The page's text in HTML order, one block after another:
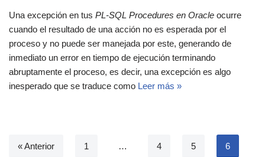
Una excepción en tus PL-SQL Procedures en Oracle ocurre
cuando el resultado de una acción no es esperada por el
proceso y no puede ser manejada por este, generando de
inmediato un error en tiempo de ejecución terminando
abruptamente el proceso, es decir, una excepción es algo
inesperado que se traduce como Leer más »
« Anterior 1 … 4 5 6